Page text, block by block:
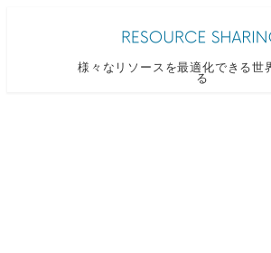
様々なリソースを最適化できる世
る